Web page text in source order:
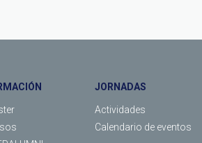
JORNADAS
Actividades
Calendario de eventos